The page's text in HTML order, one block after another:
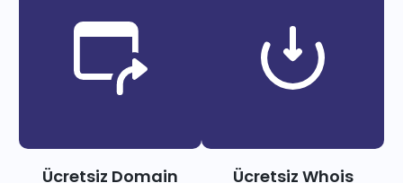
Ücretsiz Domain
Ücretsiz Whois